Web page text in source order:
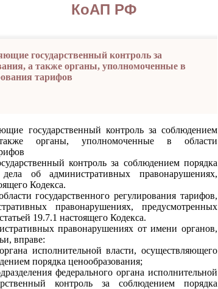
КоАП РФ
государственный контроль за
а также органы, уполномоченные в
тарифов
государственный контроль за соблюдением
органы, уполномоченные в области
контроль за соблюдением порядка
дела об административных правонарушениях,
Кодекса.
государственного регулирования тарифов,
правонарушениях, предусмотренных
19.7.1 настоящего Кодекса.
правонарушениях от имени органов,
вправе:
исполнительной власти, осуществляющего
порядка ценообразования;
федерального органа исполнительной
контроль за соблюдением порядка